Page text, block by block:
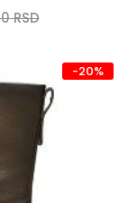
RSD
-20%